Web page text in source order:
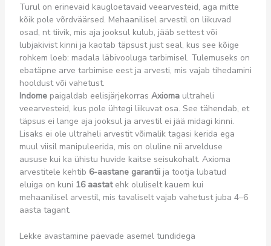
Turul on erinevaid kaugloetavaid veearvesteid, aga mitte
kõik pole võrdväärsed. Mehaanilisel arvestil on liikuvad
osad, nt tiivik, mis aja jooksul kulub, jääb settest või
lubjakivist kinni ja kaotab täpsust just seal, kus see kõige
rohkem loeb: madala läbivooluga tarbimisel. Tulemuseks on
ebatäpne arve tarbimise eest ja arvesti, mis vajab tihedamini
hooldust või vahetust.
Indomepaigaldab eelisjärjekorras Axiomaultraheli
veearvesteid, kus pole ühtegi liikuvat osa. See tähendab, et
täpsus ei lange aja jooksul ja arvestil ei jää midagi kinni.
Lisaks ei ole ultraheli arvestit võimalik tagasi kerida ega
muul viisil manipuleerida, mis on oluline nii arvelduse
aususe kui ka ühistu huvide kaitse seisukohalt. Axioma
arvestitele kehtib 6-aastane garantiija tootja lubatud
eluiga on kuni 16 aastatehk oluliselt kauem kui
mehaanilisel arvestil, mis tavaliselt vajab vahetust juba 4–6
aasta tagant.
Lekke avastamine päevade asemel tundidega